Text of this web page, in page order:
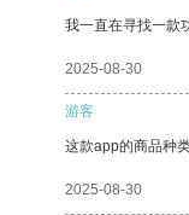
我一直在寻找一款
2025-08-30
游客
这款app的商品种
2025-08-30